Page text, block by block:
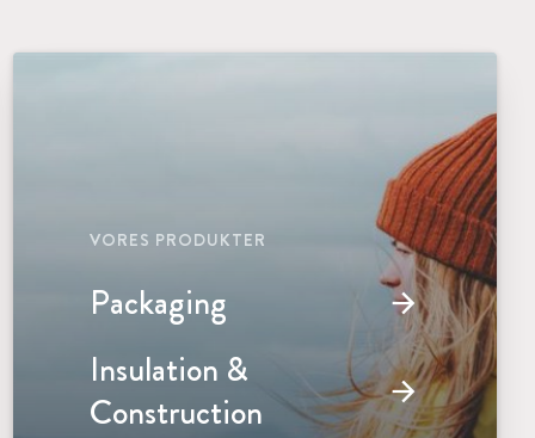
VORES PRODUKTER
Packaging arrow_forward
Insulation &
Construction
arrow_forward